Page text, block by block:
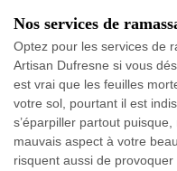
Nos services de
Optez pour les services de
Artisan Dufresne si vous
est vrai que les feuilles
votre sol, pourtant il est
s’éparpiller partout
mauvais aspect à votre
risquent aussi de